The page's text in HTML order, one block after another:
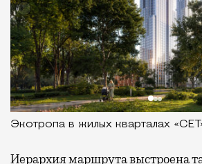
Экотропа в жилых кварталах
Иерархия маршрута выстроена